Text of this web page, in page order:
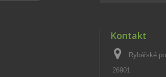
Kontakt
Rybářské
26901